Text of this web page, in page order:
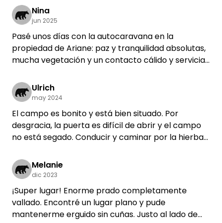
paseo al lago con el perro. La comunicación fue
muy agradable a través de la app.
Nina
jun 2025
Pasé unos días con la autocaravana en la
propiedad de Ariane: paz y tranquilidad absolutas,
mucha vegetación y un contacto cálido y servicial.
baño junto al lago estaba casi vacía, perfecta
para nadar o hacer SUP. El césped estaba recién
cortado.
La zona me pareció ideal para pasear y montar en
bicicleta. La proximidad a Potsdam y Berlín era
genial, y es importante ser autosuficiente - pero si
volver.
Ulrich
may 2024
El campo es bonito y está bien situado. Por
desgracia, la puerta es difícil de abrir y el campo
no está segado. Conducir y caminar por la hierba
Melanie
dic 2023
¡Super lugar! Enorme prado completamente
vallado. Encontré un lugar plano y pude
mantenerme erguido sin cuñas. Justo al lado de